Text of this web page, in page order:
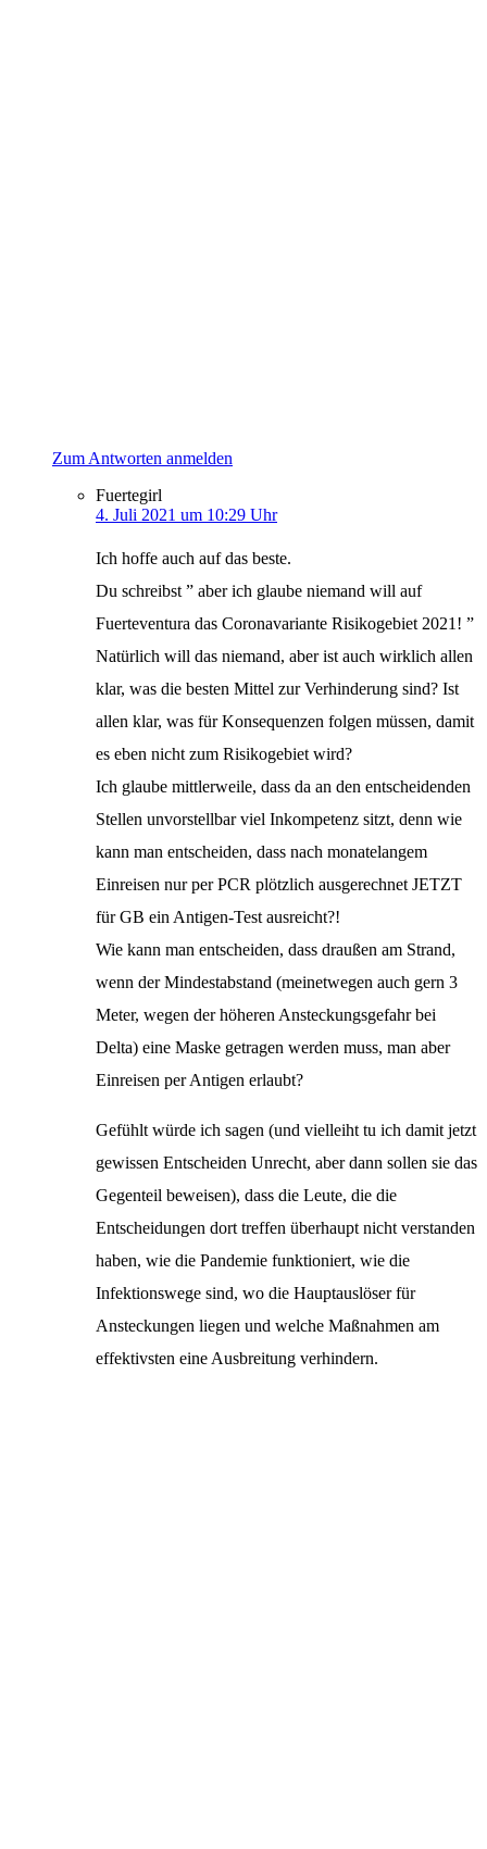
Zum Antworten anmelden
Fuertegirl
4. Juli 2021 um 10:29 Uhr
Ich hoffe auch auf das beste.
Du schreibst ” aber ich glaube niemand will auf
Fuerteventura das Coronavariante Risikogebiet 2021! ”
Natürlich will das niemand, aber ist auch wirklich allen
klar, was die besten Mittel zur Verhinderung sind? Ist
allen klar, was für Konsequenzen folgen müssen, damit
es eben nicht zum Risikogebiet wird?
Ich glaube mittlerweile, dass da an den entscheidenden
Stellen unvorstellbar viel Inkompetenz sitzt, denn wie
kann man entscheiden, dass nach monatelangem
Einreisen nur per PCR plötzlich ausgerechnet JETZT
für GB ein Antigen-Test ausreicht?!
Wie kann man entscheiden, dass draußen am Strand,
wenn der Mindestabstand (meinetwegen auch gern 3
Meter, wegen der höheren Ansteckungsgefahr bei
Delta) eine Maske getragen werden muss, man aber
Einreisen per Antigen erlaubt?
Gefühlt würde ich sagen (und vielleiht tu ich damit jetzt
gewissen Entscheiden Unrecht, aber dann sollen sie das
Gegenteil beweisen), dass die Leute, die die
Entscheidungen dort treffen überhaupt nicht verstanden
haben, wie die Pandemie funktioniert, wie die
Infektionswege sind, wo die Hauptauslöser für
Ansteckungen liegen und welche Maßnahmen am
effektivsten eine Ausbreitung verhindern.